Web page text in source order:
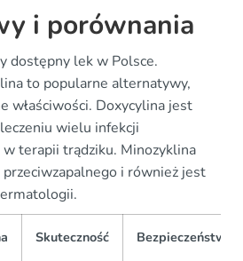
i porównania
dostępny lek w Polsce.
to popularne alternatywy,
właściwości. Doxycylina jest
wielu infekcji
w terapii trądziku. Minozyklina
przeciwzapalnego i również jest
Skuteczność Bezpieczeństwo